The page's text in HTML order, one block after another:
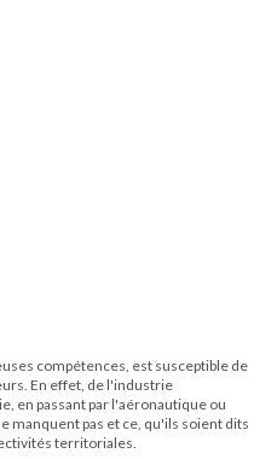
compétences, est susceptible de
En effet, de l'industrie
en passant par l'aéronautique ou
manquent pas et ce, qu'ils soient dits
territoriales.